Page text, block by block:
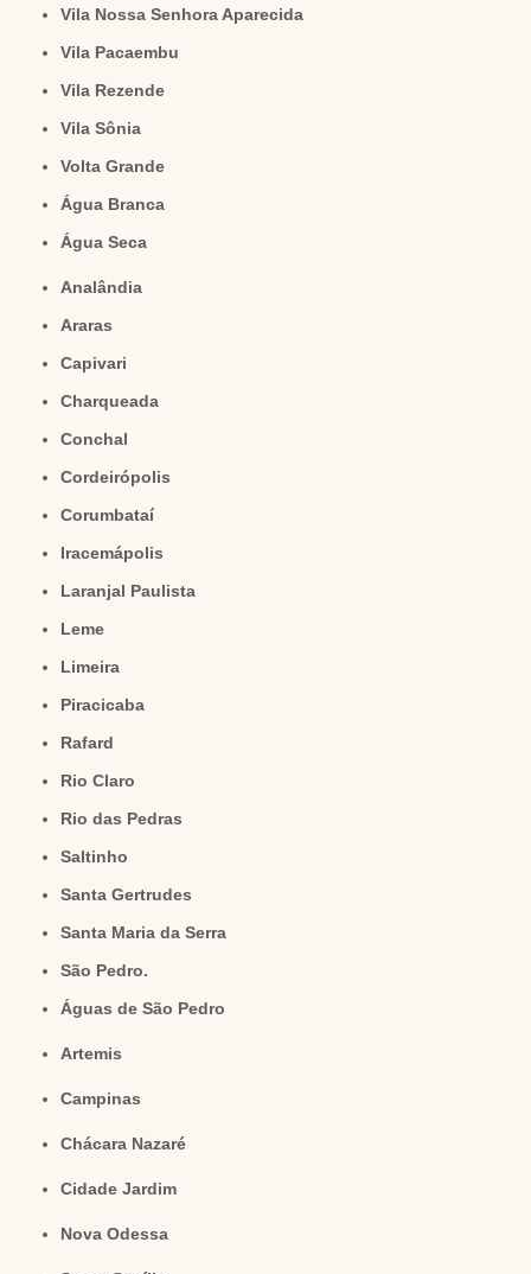
Vila Nossa Senhora Aparecida
Vila Pacaembu
Vila Rezende
Vila Sônia
Volta Grande
Água Branca
Água Seca
Analândia
Araras
Capivari
Charqueada
Conchal
Cordeirópolis
Corumbataí
Iracemápolis
Laranjal Paulista
Leme
Limeira
Piracicaba
Rafard
Rio Claro
Rio das Pedras
Saltinho
Santa Gertrudes
Santa Maria da Serra
São Pedro.
Águas de São Pedro
Artemis
Campinas
Chácara Nazaré
Cidade Jardim
Nova Odessa